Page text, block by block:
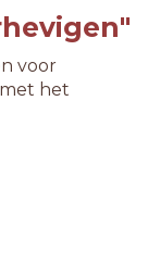
voor
het